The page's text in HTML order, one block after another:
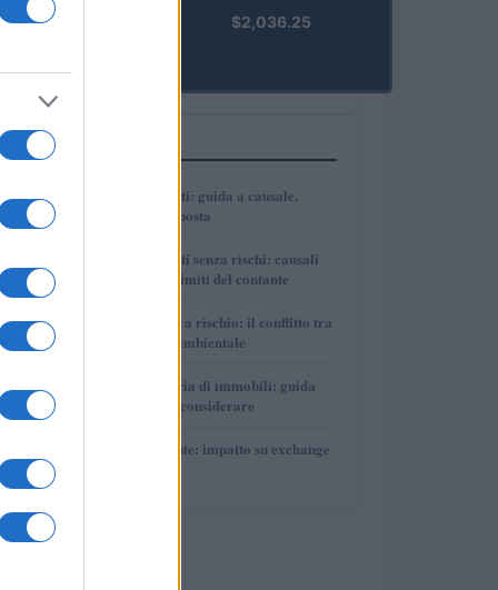
PRIME)
$2,036.25
PIÙ LETTI
1
Bonifici tra parenti: guida a causale,
tracciabilità e imposta
2
Bonifici tra parenti senza rischi: causali
corrette, prove e limiti del contante
3
Autonomia Sarda a rischio: il conflitto tra
sviluppo e tutela ambientale
4
Divisione ereditaria di immobili: guida
pratica e costi da considerare
5
DAC8 e criptovalute: impatto su exchange